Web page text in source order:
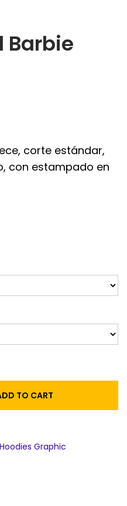
Barbie
corte estándar,
con estampado en
TO CART
Hoodies Graphic